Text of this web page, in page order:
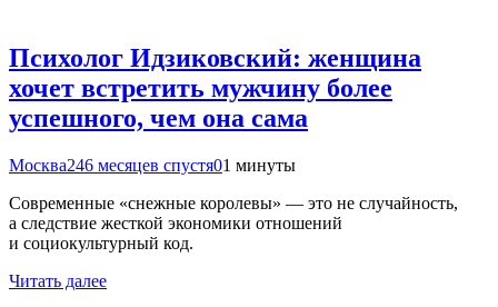
Психолог Идзиковский: женщина
хочет встретить мужчину более
успешного, чем она сама
Москва246 месяцев спустя01 минуты
Современные «снежные королевы» — это не случайность,
а следствие жесткой экономики отношений
и социокультурный код.
Читать далее